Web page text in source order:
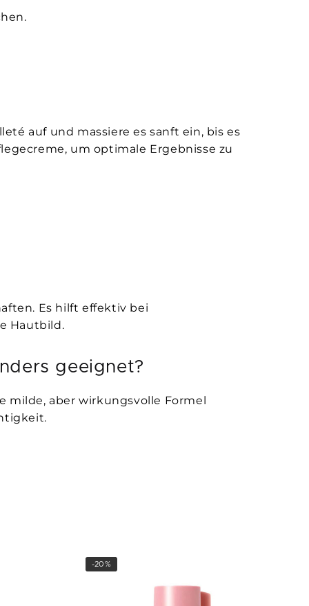
auf und massiere es sanft ein, bis es
um optimale Ergebnisse zu
Es hilft effektiv bei
Hautbild.
geeignet?
milde, aber wirkungsvolle Formel
-20%